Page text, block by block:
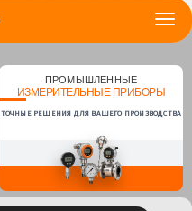
ПРОМЫШЛЕННЫЕ
ИЗМЕРИТЕЛЬНЫЕ ПРИБОРЫ
ТОЧНЫЕ РЕШЕНИЯ ДЛЯ ВАШЕГО ПРОИЗВОДСТВА